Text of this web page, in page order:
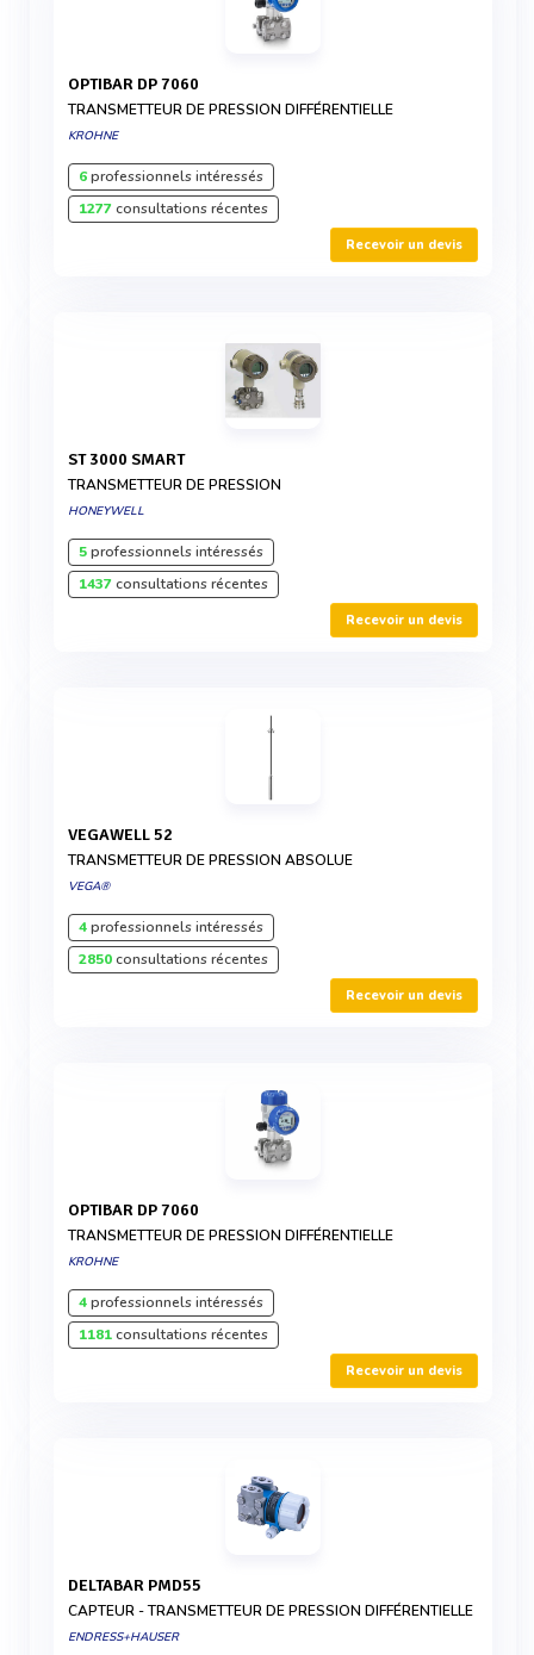
OPTIBAR DP 7060
TRANSMETTEUR DE PRESSION DIFFÉRENTIELLE
KROHNE
6professionnels intéressés
1277consultations récentes
Recevoir un devis
ST 3000 SMART
TRANSMETTEUR DE PRESSION
HONEYWELL
5professionnels intéressés
1437consultations récentes
Recevoir un devis
VEGAWELL 52
TRANSMETTEUR DE PRESSION ABSOLUE
VEGA®
4professionnels intéressés
2850consultations récentes
Recevoir un devis
OPTIBAR DP 7060
TRANSMETTEUR DE PRESSION DIFFÉRENTIELLE
KROHNE
4professionnels intéressés
1181consultations récentes
Recevoir un devis
DELTABAR PMD55
CAPTEUR - TRANSMETTEUR DE PRESSION DIFFÉRENTIELLE
ENDRESS+HAUSER